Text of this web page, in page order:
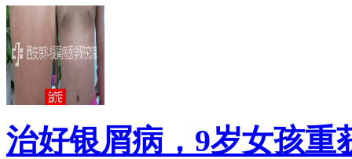
治好银屑病，9岁女孩重